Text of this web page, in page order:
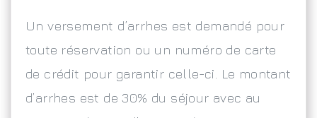
Un versement d’arrhes est demandé pour
toute réservation ou un numéro de carte
de crédit pour garantir celle-ci. Le montant
d’arrhes est de 30% du séjour avec au